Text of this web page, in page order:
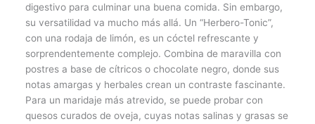
digestivo para culminar una buena comida. Sin embargo,
su versatilidad va mucho más allá. Un “Herbero-Tonic”,
con una rodaja de limón, es un cóctel refrescante y
sorprendentemente complejo. Combina de maravilla con
postres a base de cítricos o chocolate negro, donde sus
notas amargas y herbales crean un contraste fascinante.
Para un maridaje más atrevido, se puede probar con
quesos curados de oveja, cuyas notas salinas y grasas se